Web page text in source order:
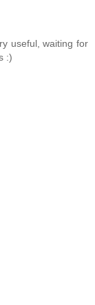
useful, waiting for
:)